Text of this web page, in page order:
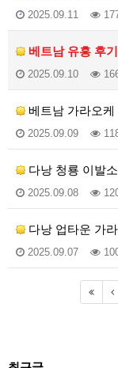
2025.09.11
베트남 유흥 후
2025.09.10
베트남 가라오
2025.09.09
다낭 청룡 이발
2025.09.08
다낭 업타운 가
2025.09.07